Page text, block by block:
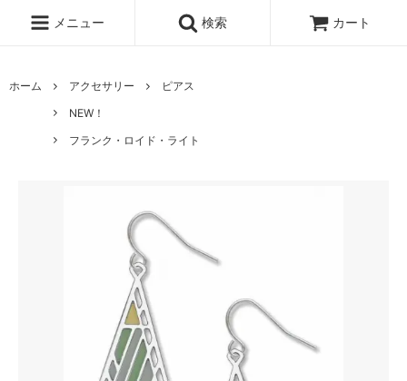
メニュー 検索 カート
ホーム アクセサリー
ピアス
NEW！
フランク・ロイド・ライト